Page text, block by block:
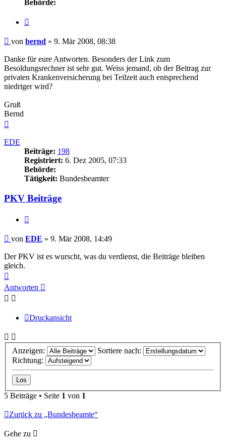
Behörde:
Beitrag
von bernd » 9. Mär 2008, 08:38
Danke für eure Antworten. Besonders der Link zum
Besoldungsrechner ist sehr gut. Weiss jemand, ob der Beitrag zur
privaten Krankenversicherung bei Teilzeit auch entsprechend
niedriger wird?
Gruß
Bernd
EDE
Beiträge: 198
Registriert: 6. Dez 2005, 07:33
Behörde:
Tätigkeit: Bundesbeamter
PKV Beiträge
Beitrag
von EDE » 9. Mär 2008, 14:49
Der PKV ist es wurscht, was du verdienst, die Beiträge bleiben
gleich.
oben
Antworten
Druckansicht
Anzeigen:
Sortiere nach:
Richtung:
5 Beiträge • Seite 1 von 1
Zurück zu „Bundesbeamte“
Gehe zu